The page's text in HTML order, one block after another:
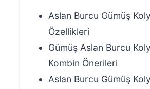
Aslan Burcu Gümüş
Özellikleri
Gümüş Aslan Burcu
Kombin Önerileri
Aslan Burcu Gümüş